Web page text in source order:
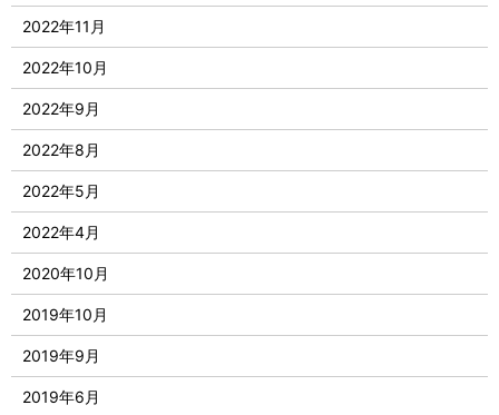
2022年11月
2022年10月
2022年9月
2022年8月
2022年5月
2022年4月
2020年10月
2019年10月
2019年9月
2019年6月